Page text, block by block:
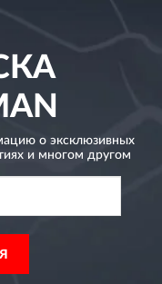
о эксклюзивных
и многом другом